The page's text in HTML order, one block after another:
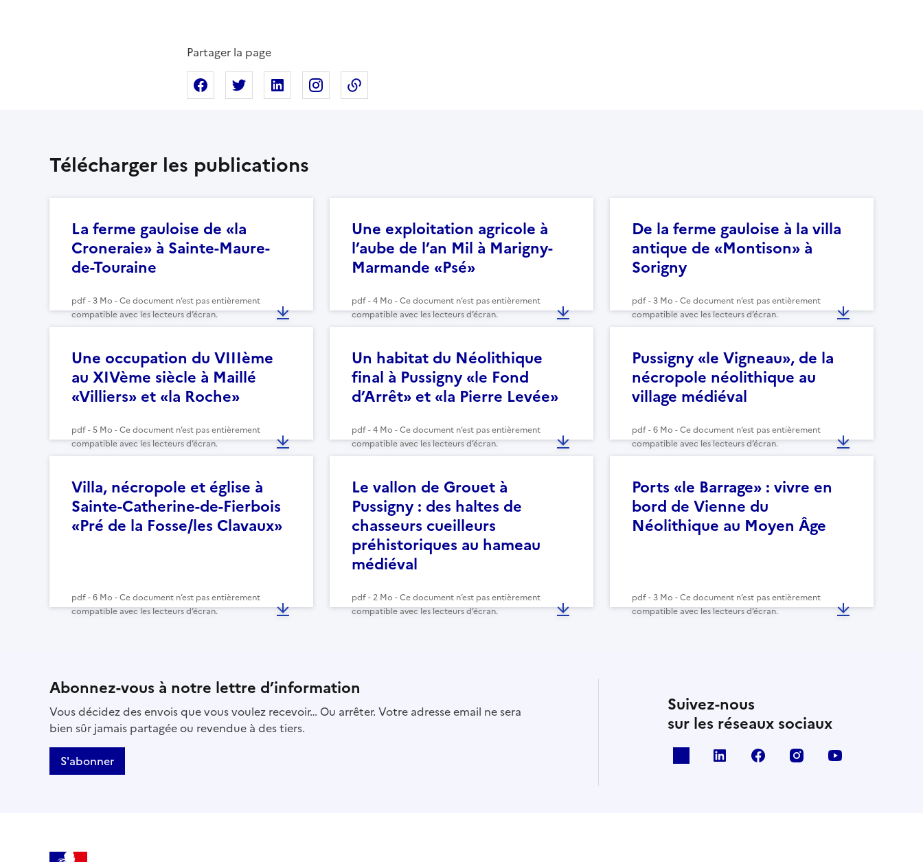
Partager la page
Partager sur Facebook
Partager sur XPartager sur Linkedin
Partager sur Instagram
Télécharger les publications
La ferme gauloise de «la
Croneraie» à Sainte-Maure-
de-Touraine
pdf - 3 Mo - Ce document n’est pas entièrement
compatible avec les lecteurs d’écran.
Une exploitation agricole à
l’aube de l’an Mil à Marigny-
Marmande «Psé»
pdf - 4 Mo - Ce document n’est pas entièrement
compatible avec les lecteurs d’écran.
De la ferme gauloise à la villa
antique de «Montison» à
Sorigny
pdf - 3 Mo - Ce document n’est pas entièrement
compatible avec les lecteurs d’écran.
Une occupation du VIIIème
au XIVème siècle à Maillé
«Villiers» et «la Roche»
pdf - 5 Mo - Ce document n’est pas entièrement
compatible avec les lecteurs d’écran.
Un habitat du Néolithique
final à Pussigny «le Fond
d’Arrêt» et «la Pierre Levée»
pdf - 4 Mo - Ce document n’est pas entièrement
compatible avec les lecteurs d’écran.
Pussigny «le Vigneau», de la
nécropole néolithique au
village médiéval
pdf - 6 Mo - Ce document n’est pas entièrement
compatible avec les lecteurs d’écran.
Villa, nécropole et église à
Sainte-Catherine-de-Fierbois
«Pré de la Fosse/les Clavaux»
pdf - 6 Mo - Ce document n’est pas entièrement
compatible avec les lecteurs d’écran.
Le vallon de Grouet à
Pussigny : des haltes de
chasseurs cueilleurs
préhistoriques au hameau
médiéval
pdf - 2 Mo - Ce document n’est pas entièrement
compatible avec les lecteurs d’écran.
Ports «le Barrage» : vivre en
bord de Vienne du
Néolithique au Moyen Âge
pdf - 3 Mo - Ce document n’est pas entièrement
compatible avec les lecteurs d’écran.
Abonnez-vous à notre lettre d’information
Vous décidez des envois que vous voulez recevoir… Ou arrêter. Votre adresse email ne sera
bien sûr jamais partagée ou revendue à des tiers.
S'abonner
Suivez-nous
sur les réseaux sociaux
linkedin facebook instagram